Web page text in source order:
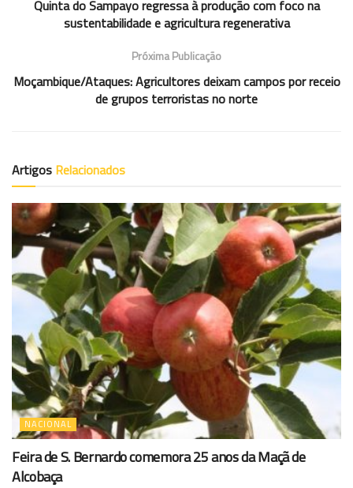
Quinta do Sampayo regressa à produção com foco na
sustentabilidade e agricultura regenerativa
Próxima Publicação
Moçambique/Ataques: Agricultores deixam campos por receio
de grupos terroristas no norte
Artigos Relacionados
NACIONAL
Feira de S. Bernardo comemora 25 anos da Maçã de
Alcobaça